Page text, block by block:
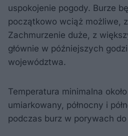
uspokojenie pogody. Burze
początkowo wciąż możliwe,
Zachmurzenie duże, z
głównie w późniejszych
województwa.
Temperatura minimalna około
umiarkowany, północny i
podczas burz w porywach